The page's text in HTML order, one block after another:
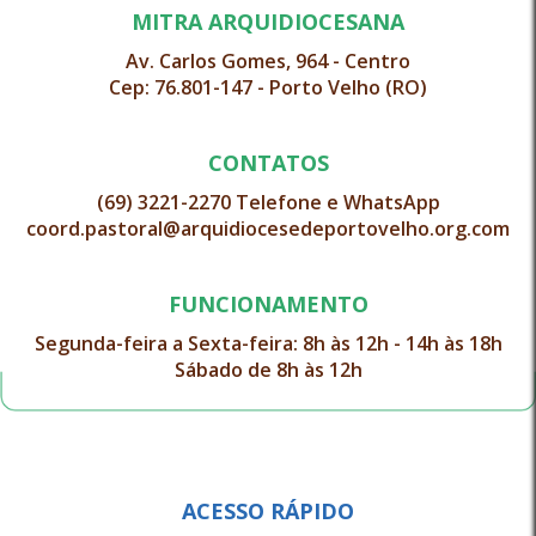
MITRA ARQUIDIOCESANA
Av. Carlos Gomes, 964 - Centro
Cep: 76.801-147 - Porto Velho (RO)
CONTATOS
(69) 3221-2270 Telefone e WhatsApp
coord.pastoral@arquidiocesedeportovelho.org.com
FUNCIONAMENTO
Segunda-feira a Sexta-feira: 8h às 12h - 14h às 18h
Sábado de 8h às 12h
ACESSO RÁPIDO